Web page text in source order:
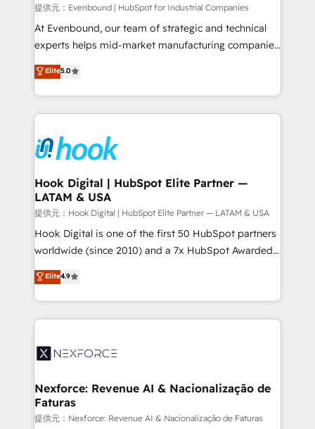
Your team learns while we build. We fix what others
broke. Built for mid-market reality—practical
solutions that work with your actual headcount and
HubSpot partners 🔄 Top 5% globally in client
retention 📅 8+ years of consistent results since 2017
move beyond spreadsheets into unified systems
that drive real business results.
提供元：Evenbound | HubSpot for Industrial Companies
At Evenbound, our team of strategic and technical
experts helps mid-market manufacturing companies
achieve real growth. We specialize in delivering
tailored solutions that drive results by leveraging
HubSpot’s platform and data to fuel success.
Technical Solutions: - HubSpot Technical Consulting -
Onboarding - Data Migration & Integrations -
Technical Audit & Optimization Strategic Solutions: -
Revenue Operations - Inbound Marketing -
Outbound Marketing - HubSpot CMS Website
Design & Development We empower our clients to
reach their full potential by providing transparent,
relationship-driven support. With over 300 HubSpot
technical know-how and strategic guidance you
need to succeed.
Elite5.0
Hook Digital | HubSpot Elite Partner —
LATAM & USA
提供元：Hook Digital | HubSpot Elite Partner — LATAM & USA
Hook Digital is one of the first 50 HubSpot partners
worldwide (since 2010) and a 7x HubSpot Awarded
Elite Partner. With 500+ projects across the U.S.,
Brazil, and LATAM, we combine global expertise with
regional experience. Today, we are Brazil’s largest
HubSpot Elite Partner—trusted by companies across
Implementation & Migration Onboarding across all
Station, Freshdesk, Intercom, and more. Custom
objects, automations, and integrations built for
growth. 🚀 AI-Driven GTM Orchestration Unify
Elite4.9
Nexforce: Revenue AI & Nacionalização de
Faturas
提供元：Nexforce: Revenue AI & Nacionalização de Faturas